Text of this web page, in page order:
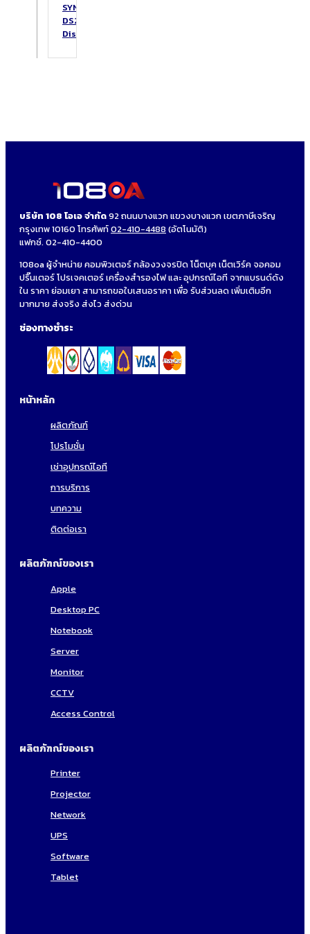
SYNOLOGY
DS223
DiskStation
บริษัท 108 โอเอ จำกัด92 ถนนบางแวก แขวงบางแวก เขตภาษีเจริญ
กรุงเทพ 10160 โทรศัพท์02-410-4488 (อัตโนมัติ)
แฟกซ์. 02-410-4400
108oa ผู้จำหน่าย คอมพิวเตอร์ กล้องวงจรปิด โน็ตบุค เน็ตเวิร์ค จอคอม
ปริ๊นเตอร์ โปรเจคเตอร์ เครื่องสำรองไฟ และ อุปกรณ์ไอที จากแบรนด์ดัง
ใน ราคา ย่อมเยา สามารถขอใบเสนอราคา เพื่อ รับส่วนลด เพิ่มเติมอีก
มากมาย ส่งจริง ส่งไว ส่งด่วน
ช่องทางชำระ
หน้าหลัก
ผลิตภัณฑ์
โปรโมชั่น
เช่าอุปกรณ์ไอที
การบริการ
บทความ
ติดต่อเรา
ผลิตภัฑณ์ของเรา
Apple
Desktop PC
Notebook
Server
Monitor
CCTV
Access Control
ผลิตภัฑณ์ของเรา
Printer
Projector
Network
UPS
Software
Tablet